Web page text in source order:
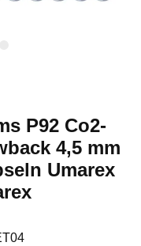
P92 Co2-
4,5 mm
Umarex